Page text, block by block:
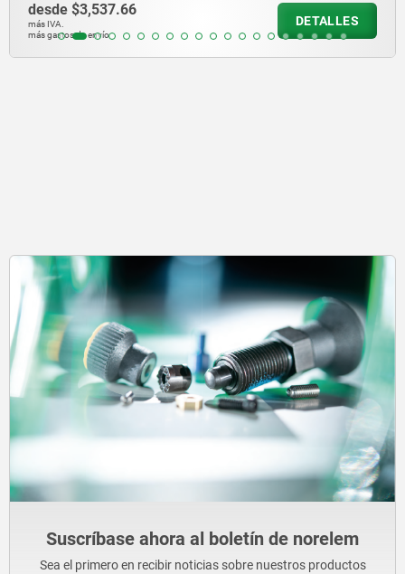
desde$355.18
más IVA.
más gastos de envío
DETALLES
Suscríbase ahora al boletín de norelem
Sea el primero en recibir noticias sobre nuestros productos